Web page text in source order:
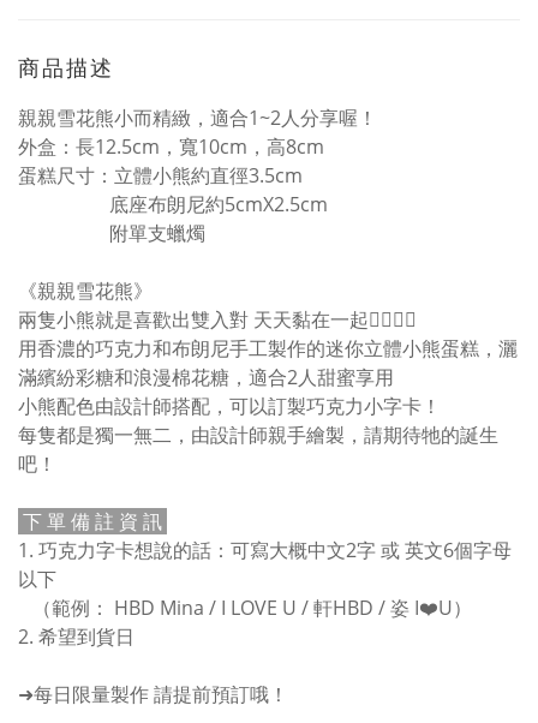
商品描述
親親雪花熊小而精緻，適合1~2人分享喔！
外盒：長12.5cm，寬10cm，高8cm
蛋糕尺寸：立體小熊約直徑3.5cm
底座布朗尼約5cmX2.5cm
附單支蠟燭
《親親雪花熊》
兩隻小熊就是喜歡出雙入對 天天黏在一起👨‍❤️‍💋‍👨
用香濃的巧克力和布朗尼手工製作的迷你立體小熊蛋糕，灑
滿繽紛彩糖和浪漫棉花糖，適合2人甜蜜享用
小熊配色由設計師搭配，可以訂製巧克力小字卡！
每隻都是獨一無二，由設計師親手繪製，請期待牠的誕生
吧！
下 單 備 註 資 訊
1. 巧克力字卡想說的話：可寫大概中文2字 或 英文6個字母
以下
（範例： HBD Mina / I LOVE U / 軒HBD / 姿 I❤️U）
2. 希望到貨日
➜每日限量製作 請提前預訂哦！